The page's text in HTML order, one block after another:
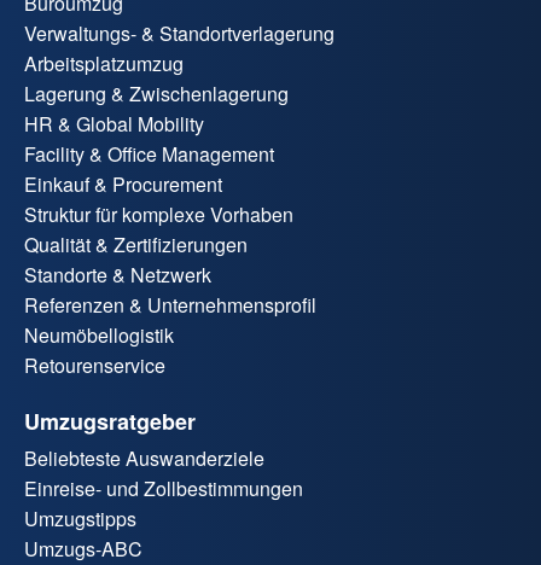
Verwaltungs- & Standortverlagerung
Arbeitsplatzumzug
Lagerung & Zwischenlagerung
HR & Global Mobility
Facility & Office Management
Einkauf & Procurement
Struktur für komplexe Vorhaben
Qualität & Zertifizierungen
Standorte & Netzwerk
Referenzen & Unternehmensprofil
Neumöbellogistik
Retourenservice
Umzugsratgeber
Beliebteste Auswanderziele
Einreise- und Zollbestimmungen
Umzugstipps
Umzugs-ABC